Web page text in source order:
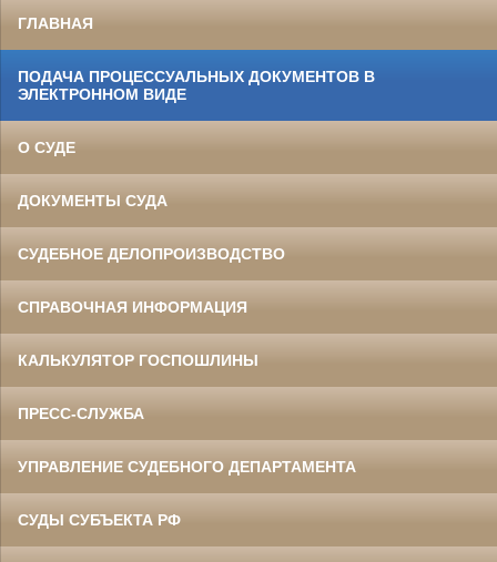
ГЛАВНАЯ
ПОДАЧА ПРОЦЕССУАЛЬНЫХ ДОКУМЕНТОВ В
ЭЛЕКТРОННОМ ВИДЕ
О СУДЕ
ДОКУМЕНТЫ СУДА
СУДЕБНОЕ ДЕЛОПРОИЗВОДСТВО
СПРАВОЧНАЯ ИНФОРМАЦИЯ
КАЛЬКУЛЯТОР ГОСПОШЛИНЫ
ПРЕСС-СЛУЖБА
УПРАВЛЕНИЕ СУДЕБНОГО ДЕПАРТАМЕНТА
СУДЫ СУБЪЕКТА РФ